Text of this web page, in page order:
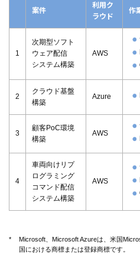
案件
利用ク
ラウド
作
1
次期型ソフト
ウェア配信
システム構築
AWS
2
クラウド基盤
構築
Azure
3
顧客PoC環境
構築
AWS
4
車両向けリプ
ログラミング
コマンド配信
システム構築
AWS
*
Microsoft、Microsoft Azureは、米国
国における商標または登録商標です。